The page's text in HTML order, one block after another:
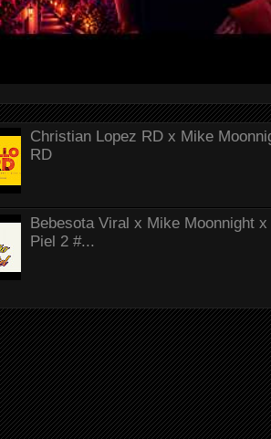
Christian Lopez RD x Mike
RD
Bebesota Viral x Mike Moonnight
Piel 2 #...